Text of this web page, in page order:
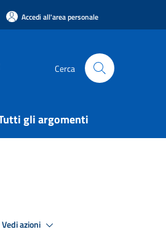
Accedi all'area personale
Cerca
gli argomenti
Vedi azioni